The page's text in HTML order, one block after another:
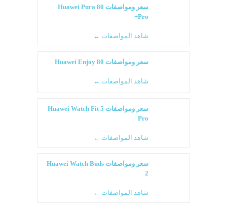
سعر ومواصفات Huawei Pura 80
Pro+
شاهد المواصفات ←
سعر ومواصفات Huawei Enjoy 80
شاهد المواصفات ←
سعر ومواصفات Huawei Watch Fit 5
Pro
شاهد المواصفات ←
سعر ومواصفات Huawei Watch Buds
2
شاهد المواصفات ←